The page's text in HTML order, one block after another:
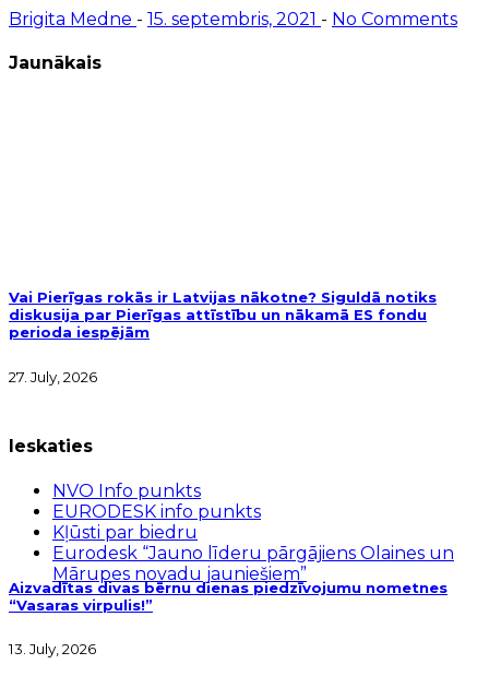
Brigita Medne - 15. septembris, 2021 - No Comments
Jaunākais
Vai Pierīgas rokās ir Latvijas nākotne? Siguldā notiks
diskusija par Pierīgas attīstību un nākamā ES fondu
perioda iespējām
27. July, 2026
Aizvadītas divas bērnu dienas piedzīvojumu nometnes
“Vasaras virpulis!”
13. July, 2026
Ieskaties
NVO Info punkts
EURODESK info punkts
Kļūsti par biedru
Eurodesk “Jauno līderu pārgājiens Olaines un
Mārupes novadu jauniešiem”